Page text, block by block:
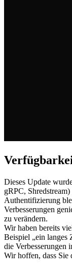
Dieses Update
gRPC,
Authentifizierung
Verbesserungen
zu verändern.
Wir haben bereits
Beispiel „ein langes
die Verbesserungen
Wir hoffen, dass Sie